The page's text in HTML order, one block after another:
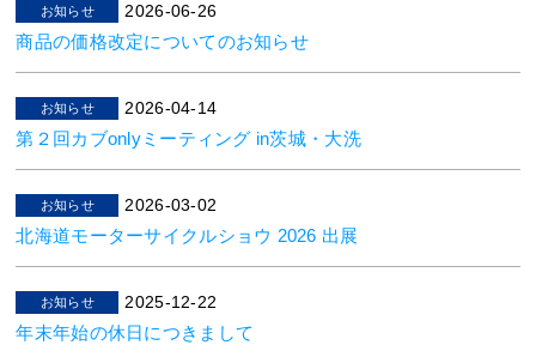
お知らせ 2026-06-26
商品の価格改定についてのお知らせ
お知らせ 2026-04-14
第２回カブonlyミーティング in茨城・大洗
お知らせ 2026-03-02
北海道モーターサイクルショウ 2026 出展
お知らせ 2025-12-22
年末年始の休日につきまして